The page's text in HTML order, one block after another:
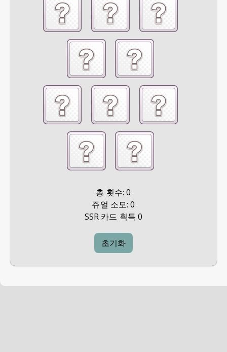
총 횟수: 0
쥬얼 소모: 0
SSR 카드 획득 0
초기화